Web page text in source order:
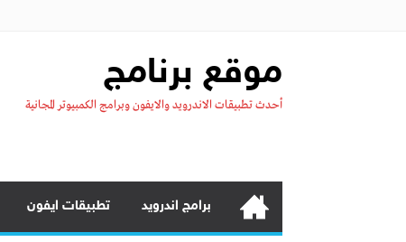
موقع برنامج
أحدث تطبيقات الاندرويد والايفون وبرامج الكمبيوتر المجانية
برامج اندرويد تطبيقات ايفون